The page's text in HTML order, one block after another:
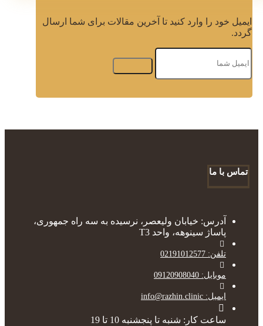
ایمیل خود را وارد کنید تا آخرین مقالات برای شما ارسال
گردد.
تماس با ما
آدرس: خیابان ولیعصر، نرسیده به سه راه جمهوری،
پاساژ سینوهه، واحد T3
تلفن: 02191012577
موبایل: 09120908040
ایمیل: info@razhin.clinic
ساعت کار: شنبه تا پنجشنبه 10 تا 19